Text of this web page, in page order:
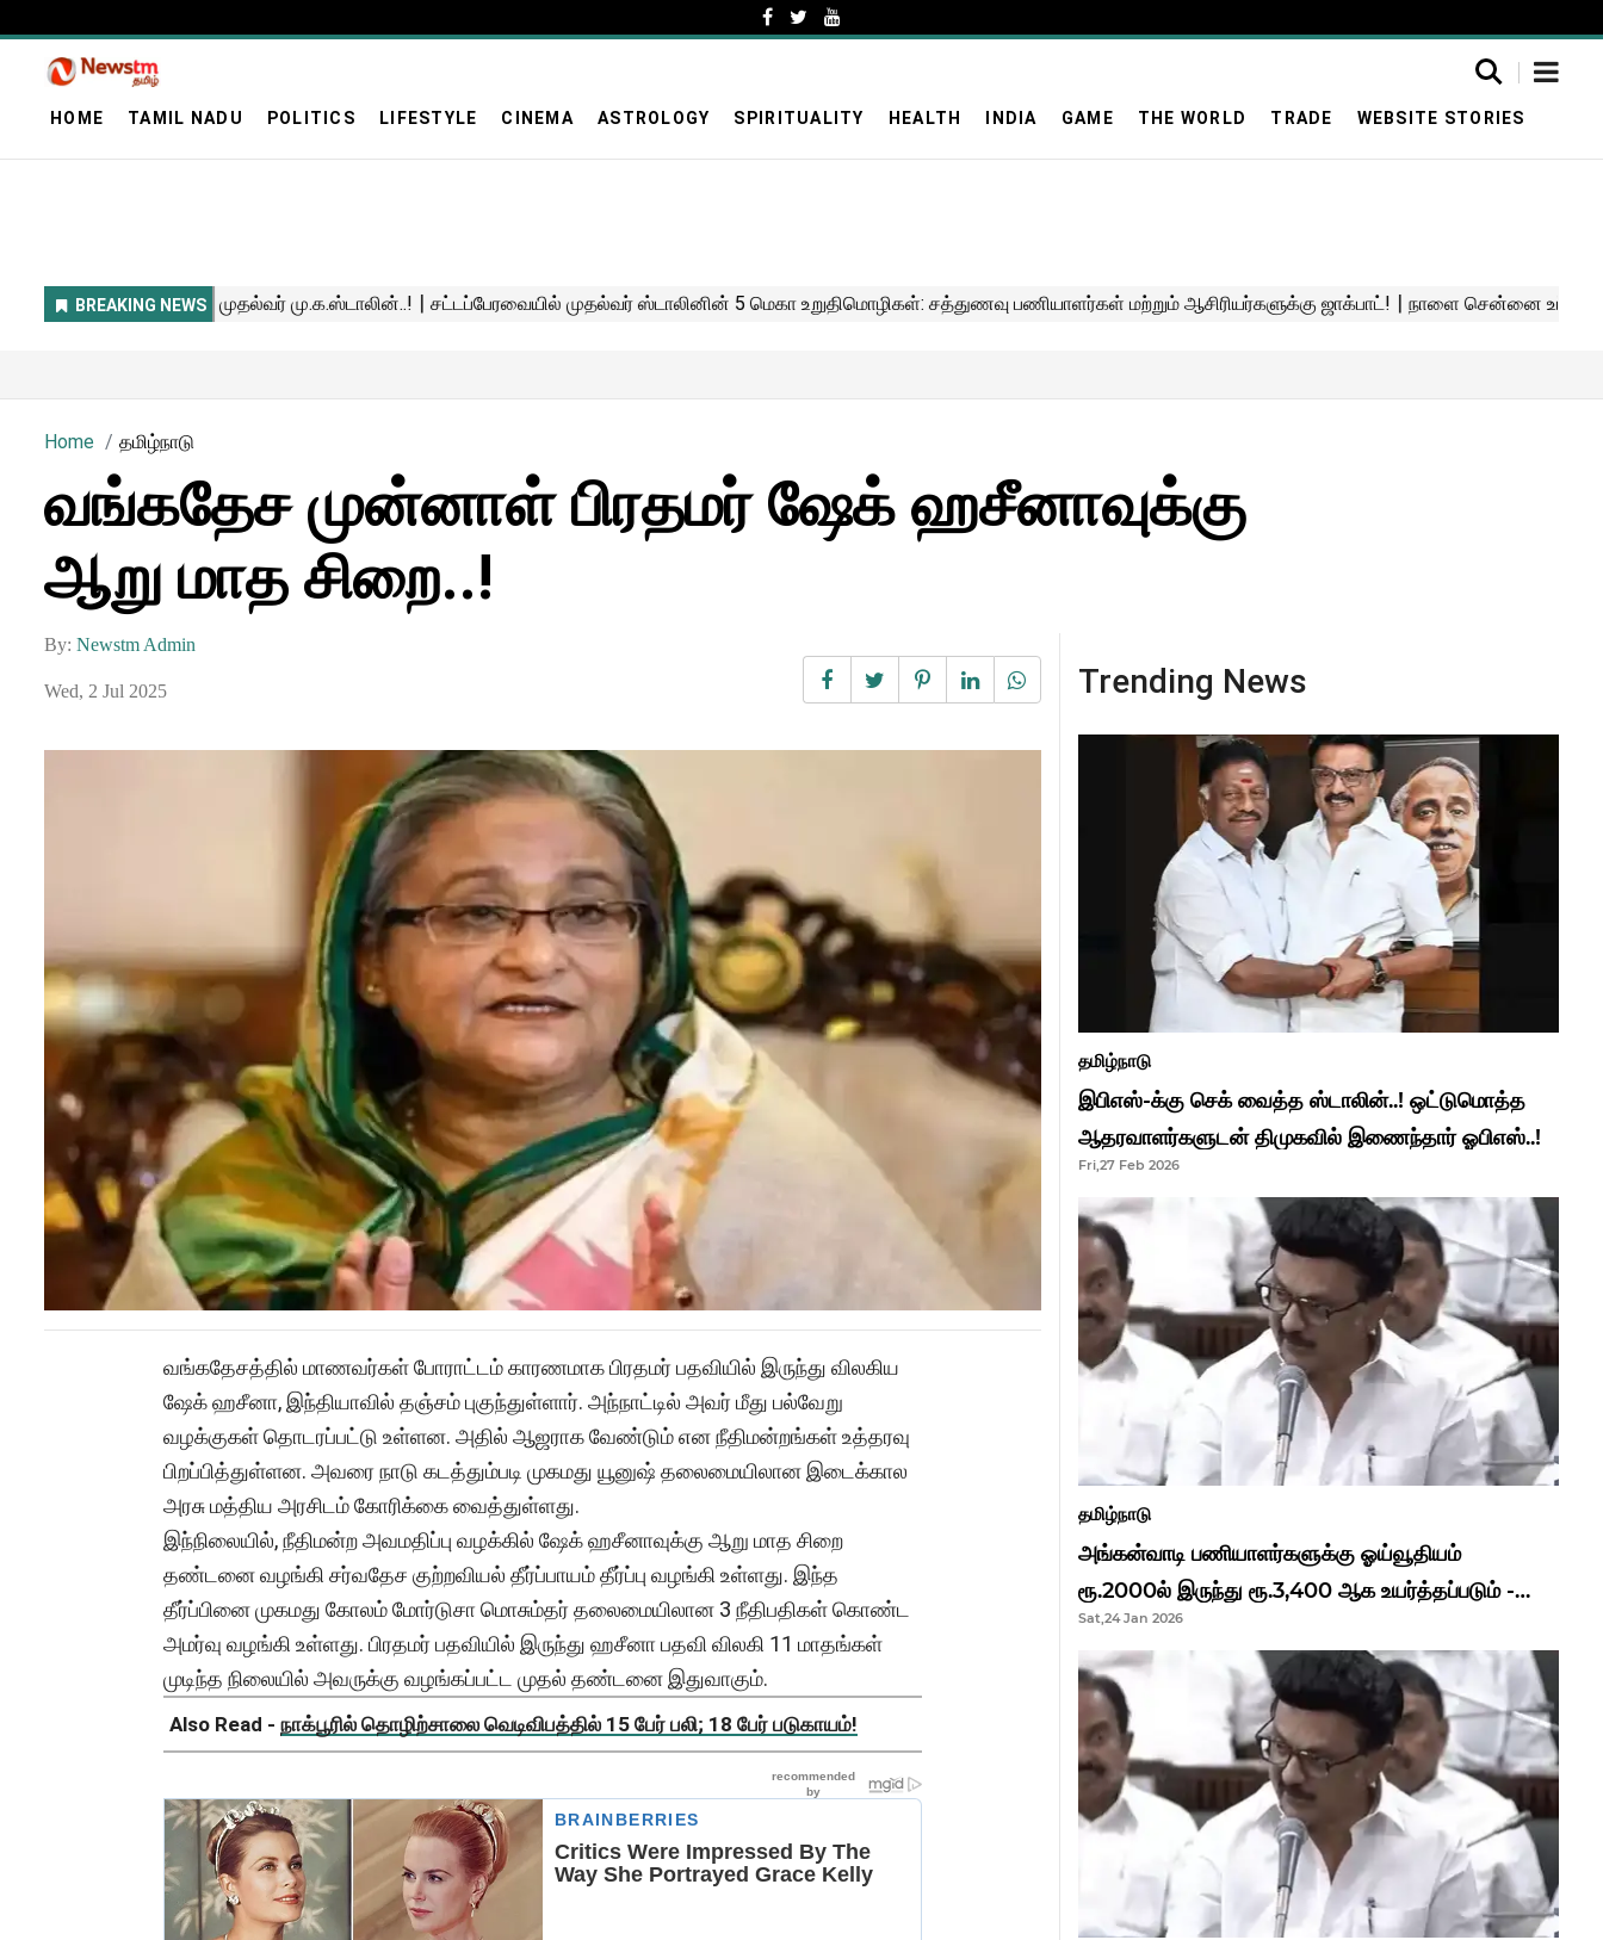
HOME TAMIL NADU POLITICS LIFESTYLE CINEMA ASTROLOGY SPIRITUALITY HEALTH INDIA GAME THE WORLD TRADE WEBSITE STORIES
Home தமிழ்நாடு
வங்கதேச முன்னாள் பிரதமர் ஷேக் ஹசீனாவுக்கு
ஆறு மாத சிறை..!
By: Newstm Admin
Wed, 2 Jul 2025
வங்கதேசத்தில் மாணவர்கள் போராட்டம் காரணமாக பிரதமர் பதவியில் இருந்து விலகிய
ஷேக் ஹசீனா, இந்தியாவில் தஞ்சம் புகுந்துள்ளார். அந்நாட்டில் அவர் மீது பல்வேறு
வழக்குகள் தொடரப்பட்டு உள்ளன. அதில் ஆஜராக வேண்டும் என நீதிமன்றங்கள் உத்தரவு
பிறப்பித்துள்ளன. அவரை நாடு கடத்தும்படி முகமது யூனுஷ் தலைமையிலான இடைக்கால
அரசு மத்திய அரசிடம் கோரிக்கை வைத்துள்ளது.
இந்நிலையில், நீதிமன்ற அவமதிப்பு வழக்கில் ஷேக் ஹசீனாவுக்கு ஆறு மாத சிறை
தண்டனை வழங்கி சர்வதேச குற்றவியல் தீர்ப்பாயம் தீர்ப்பு வழங்கி உள்ளது. இந்த
தீர்ப்பினை முகமது கோலம் மோர்டுசா மொசும்தர் தலைமையிலான 3 நீதிபதிகள் கொண்ட
அமர்வு வழங்கி உள்ளது. பிரதமர் பதவியில் இருந்து ஹசீனா பதவி விலகி 11 மாதங்கள்
முடிந்த நிலையில் அவருக்கு வழங்கப்பட்ட முதல் தண்டனை இதுவாகும்.
Also Read - நாக்பூரில் தொழிற்சாலை வெடிவிபத்தில் 15 பேர் பலி; 18 பேர் படுகாயம்!
Trending News
தமிழ்நாடு
இபிஎஸ்-க்கு செக் வைத்த ஸ்டாலின்..! ஒட்டுமொத்த
ஆதரவாளர்களுடன் திமுகவில் இணைந்தார் ஓபிஎஸ்..!
Fri,27 Feb 2026
தமிழ்நாடு
அங்கன்வாடி பணியாளர்களுக்கு ஓய்வூதியம்
ரூ.2000ல் இருந்து ரூ.3,400 ஆக உயர்த்தப்படும் -
முதல்வர் மு.க.ஸ்டாலின்..!
Sat,24 Jan 2026